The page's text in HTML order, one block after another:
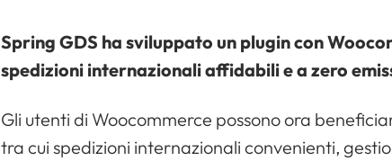
Spring GDS ha sviluppato un plugin con
spedizioni internazionali affidabili e a zero
Gli utenti di Woocommerce possono ora
tra cui spedizioni internazionali convenienti,